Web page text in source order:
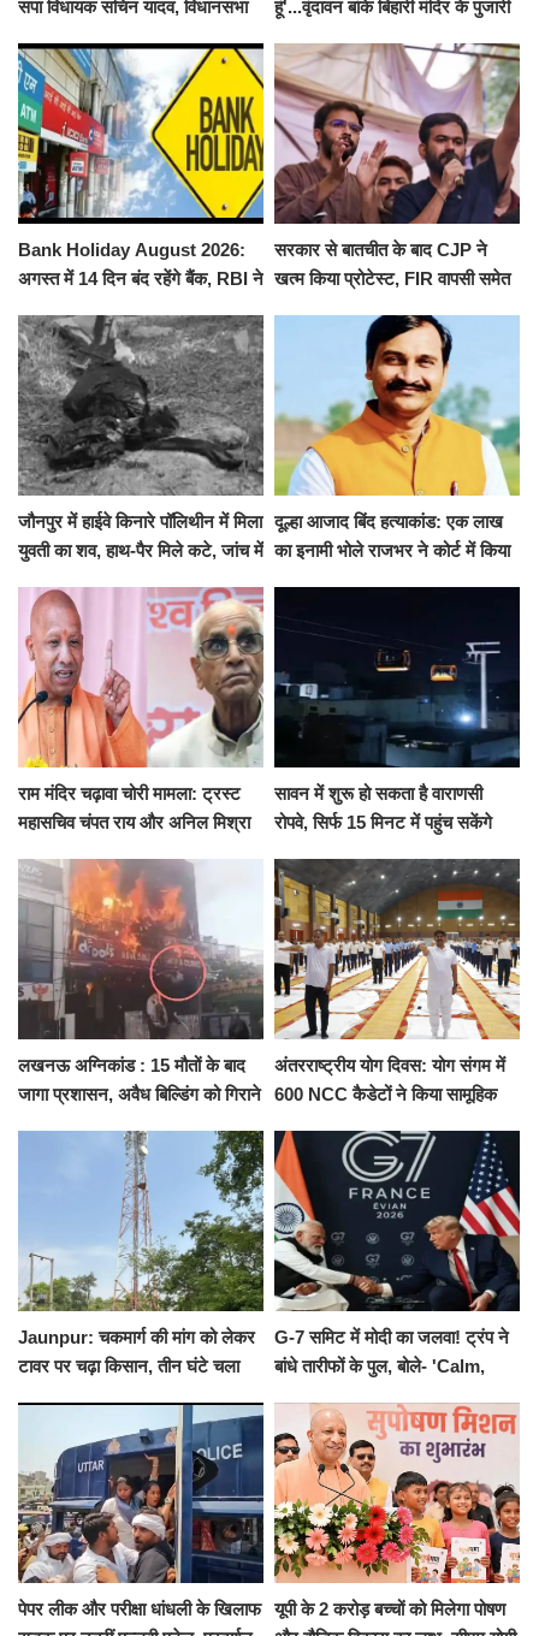
सपा विधायक सचिन यादव, विधानसभा
निलंबित
हूं'...वृंदावन बांके बिहारी मंदिर के पुजारी
जलाभिषेक
Bank Holiday August 2026:
अगस्त में 14 दिन बंद रहेंगे बैंक, RBI ने
सरकार से बातचीत के बाद CJP ने
खत्म किया प्रोटेस्ट, FIR वापसी समेत
जौनपुर में हाईवे किनारे पॉलिथीन में मिला
युवती का शव, हाथ-पैर मिले कटे, जांच में
दूल्हा आजाद बिंद हत्याकांड: एक लाख
का इनामी भोले राजभर ने कोर्ट में किया
राम मंदिर चढ़ावा चोरी मामला: ट्रस्ट
महासचिव चंपत राय और अनिल मिश्रा
को नहीं...
सावन में शुरू हो सकता है वाराणसी
रोपवे, सिर्फ 15 मिनट में पहुंच सकेंगे
किराया
लखनऊ अग्निकांड : 15 मौतों के बाद
जागा प्रशासन, अवैध बिल्डिंग को गिराने
अंतरराष्ट्रीय योग दिवस: योग संगम में
600 NCC कैडेटों ने किया सामूहिक
संकल्प
Jaunpur: चकमार्ग की मांग को लेकर
टावर पर चढ़ा किसान, तीन घंटे चला
G-7 समिट में मोदी का जलवा! ट्रंप ने
बांधे तारीफों के पुल, बोले- 'Calm,
पेपर लीक और परीक्षा धांधली के खिलाफ
यूपी के 2 करोड़ बच्चों को मिलेगा पोषण